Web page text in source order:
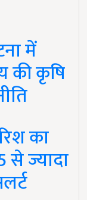
में
की कृषि
का
से ज्यादा